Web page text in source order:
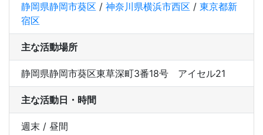
静岡県静岡市葵区 / 神奈川県横浜市西区 / 東京都新
宿区
主な活動場所
静岡県静岡市葵区東草深町3番18号 アイセル21
主な活動日・時間
週末 / 昼間